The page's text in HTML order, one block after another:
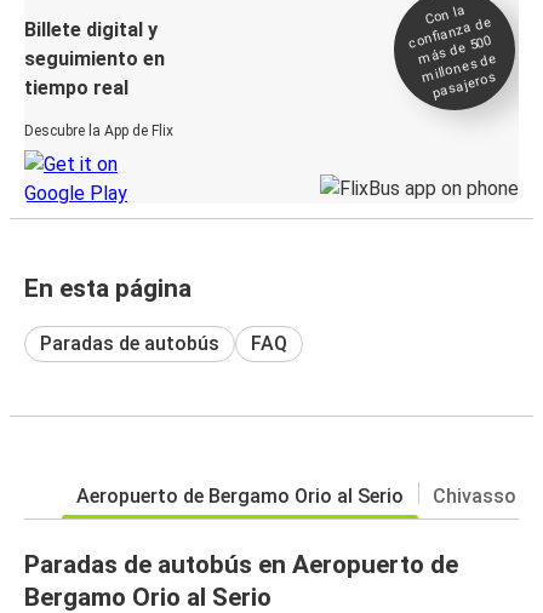
Billete digital y
seguimiento en
tiempo real
Descubre la App de Flix
Con la
confianza de
más de 500
millones de
pasajeros
En esta página
Paradas de autobús FAQ
Aeropuerto de Bergamo Orio al Serio Chivasso
Paradas de autobús en Aeropuerto de
Bergamo Orio al Serio